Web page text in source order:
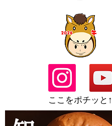
​ここをポチッと↑